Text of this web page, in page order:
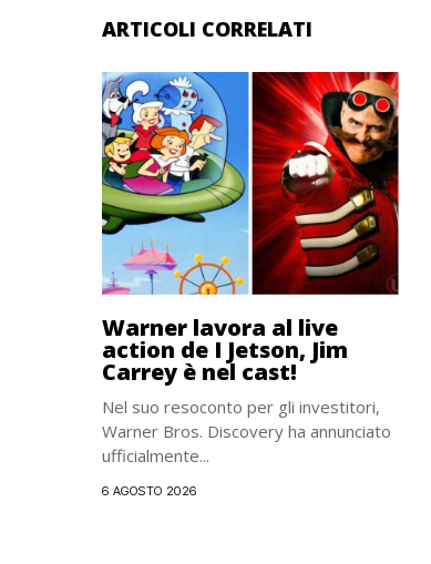
ARTICOLI CORRELATI
Warner lavora al live
action de I Jetson, Jim
Carrey è nel cast!
Nel suo resoconto per gli investitori,
Warner Bros. Discovery ha annunciato
ufficialmente...
6 AGOSTO 2026